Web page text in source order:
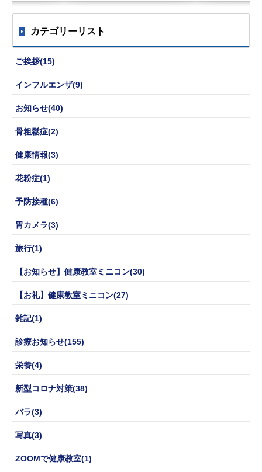
カテゴリーリスト
ご挨拶(15)
インフルエンザ(9)
お知らせ(40)
骨粗鬆症(2)
健康情報(3)
花粉症(1)
予防接種(6)
胃カメラ(3)
旅行(1)
【お知らせ】健康教室ミニコン(30)
【お礼】健康教室ミニコン(27)
雑記(1)
診療お知らせ(155)
栄養(4)
新型コロナ対策(38)
バラ(3)
写真(3)
ZOOMで健康教室(1)